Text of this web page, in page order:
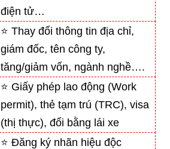
điện tử…
⭐ Thay đổi thông tin địa chỉ,
giám đốc, tên công ty,
tăng/giảm vốn, ngành nghề….
⭐ Giấy phép lao động (Work
permit), thẻ tạm trú (TRC), visa
(thị thực), đổi bằng lái xe
⭐ Đăng ký nhãn hiệu độc